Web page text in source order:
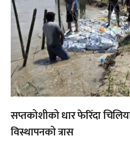
सप्तकोशीको धार फेरिँदा
विस्थापनको त्रास